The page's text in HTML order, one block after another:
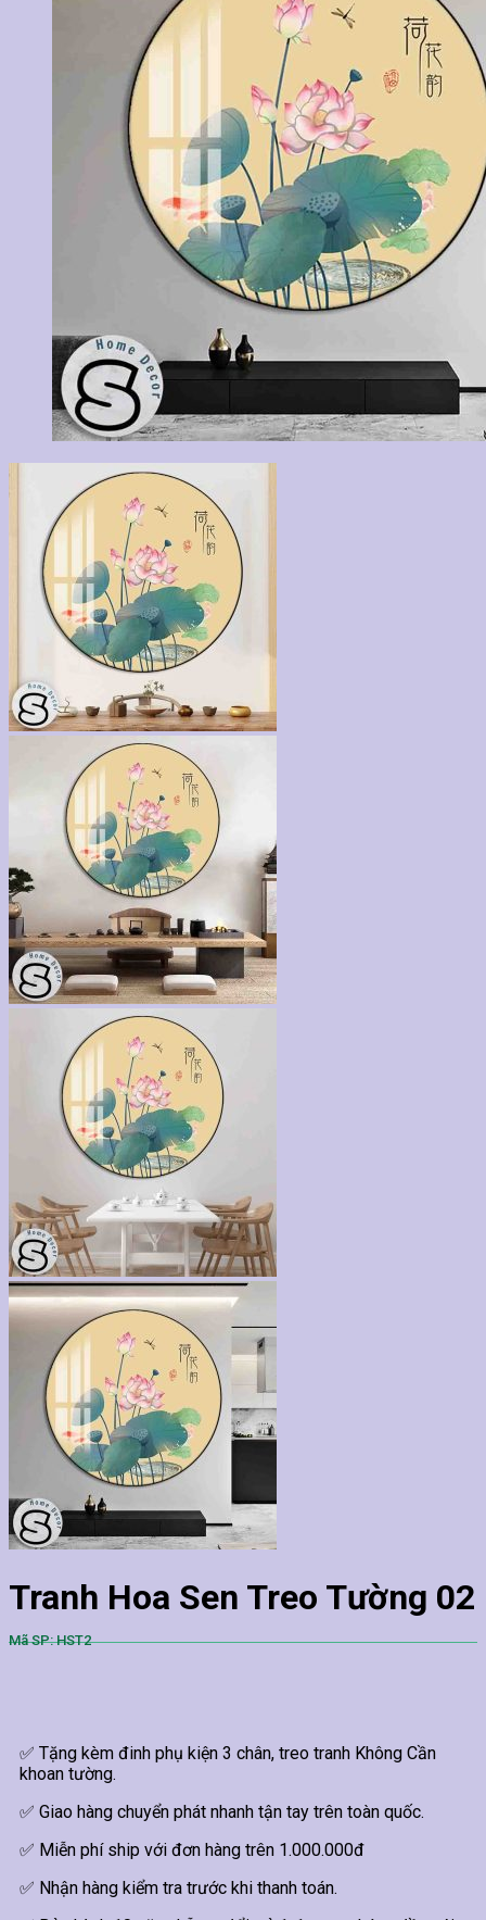
Tranh Hoa Sen Treo Tường 02
Mã SP: HST2
✅ Tặng kèm đinh phụ kiện 3 chân, treo tranh Không Cần
khoan tường.
✅ Giao hàng chuyển phát nhanh tận tay trên toàn quốc.
✅ Miễn phí ship với đơn hàng trên 1.000.000đ
✅ Nhận hàng kiểm tra trước khi thanh toán.